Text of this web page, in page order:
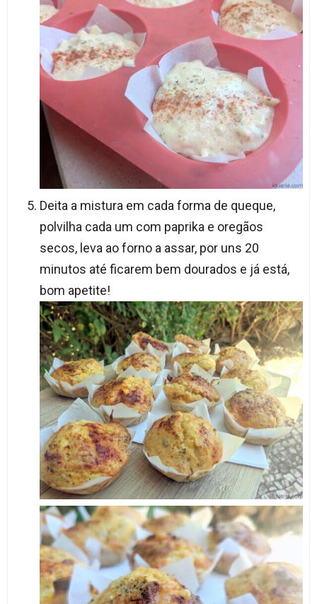
Deita a mistura em cada forma de queque,
polvilha cada um com paprika e oregãos
secos, leva ao forno a assar, por uns 20
minutos até ficarem bem dourados e já está,
bom apetite!